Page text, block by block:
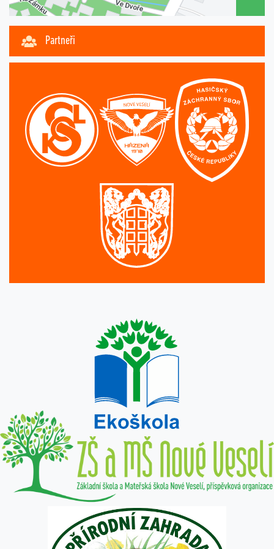
Partneři